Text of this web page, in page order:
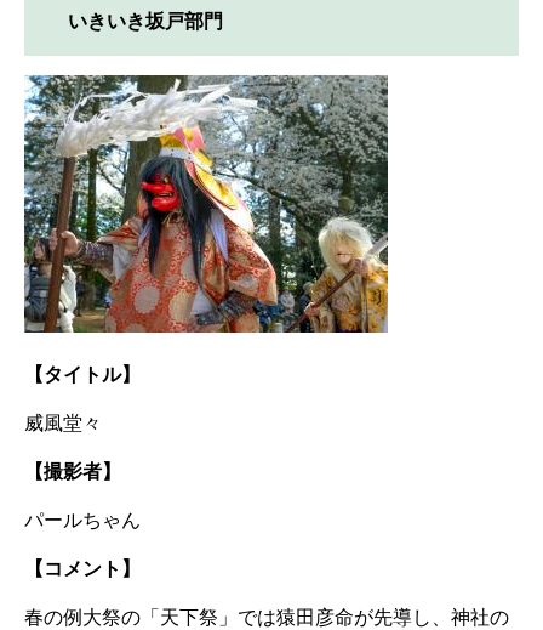
いきいき坂戸部門
【タイトル】
威風堂々
【撮影者】
パールちゃん
【コメント】
春の例大祭の「天下祭」では猿田彦命が先導し、神社の